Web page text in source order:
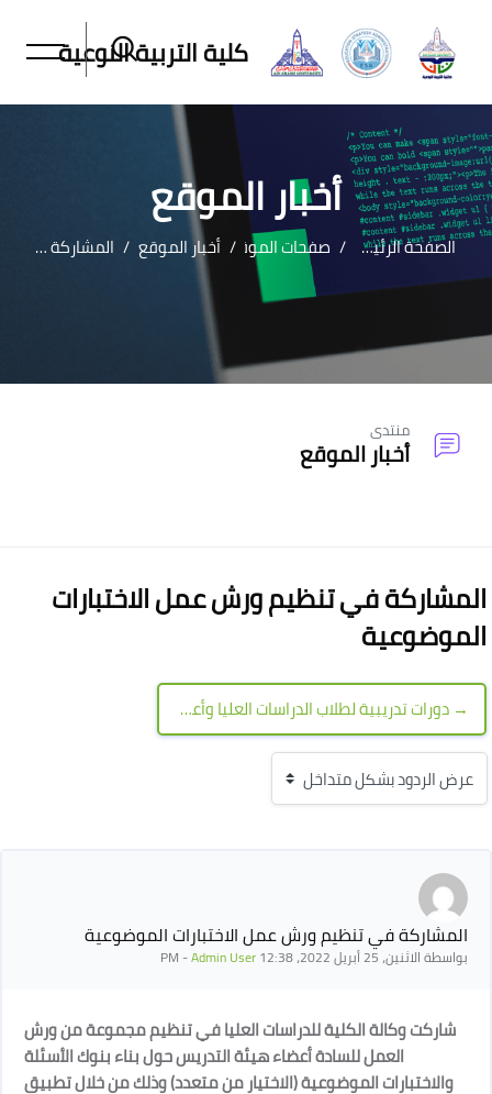
كلية التربية النوعية
أخبار الموقع
الصفحة الرئيسية صفحات الموقع أخبار الموقع المشاركة في تنظيم ورش عمل الاختبارات الموضوعية
منتدى
أخبار الموقع
المشاركة في تنظيم ورش عمل الاختبارات
الموضوعية
→ دورات تدريبية لطلاب الدراسات العليا وأعضاء هيئة التدريس والهيئة المعاونة في برامج وتطبيقات Microsoft Office 365
نمط العرض
المشاركة في تنظيم ورش عمل الاختبارات الموضوعية
بواسطةالاثنين، 25 أبريل 2022، 12:38 PM -Admin User
عدد الردود: 0
شاركت وكالة الكلية للدراسات العليا في تنظيم مجموعة من ورش
العمل للسادة أعضاء هيئة التدريس حول بناء بنوك الأسئلة
والاختبارات الموضوعية (الاختيار من متعدد) وذلك من خلال تطبيق